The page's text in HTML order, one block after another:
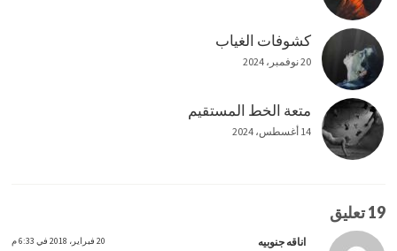
كشوفات الغياب
20 نوفمبر، 2024
متعة الخط المستقيم
14 أغسطس، 2024
19 تعليق
اناقه جنوبيه 20 فبراير، 2018 في 6:33 م